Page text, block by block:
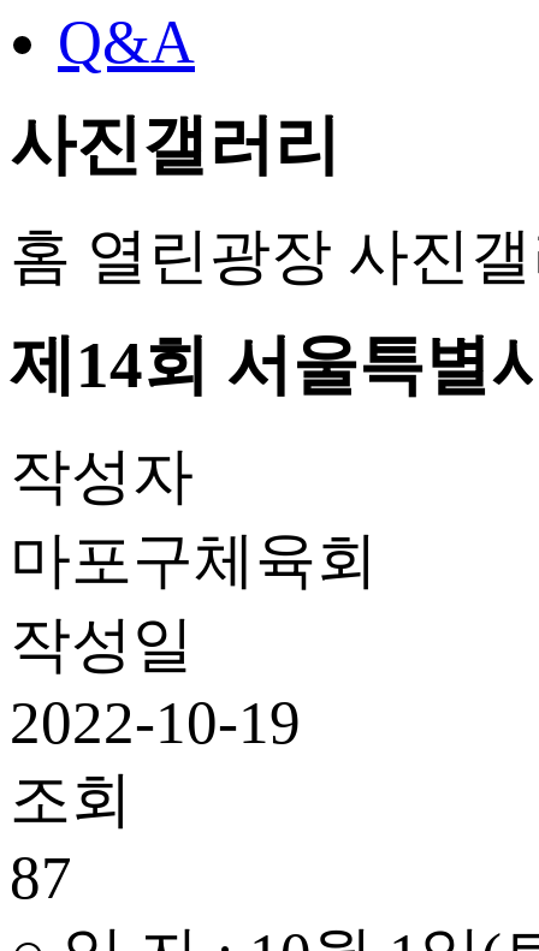
Q&A
사진갤러리
홈 열린광장 사진
제14회 서울특별
작성자
마포구체육회
작성일
2022-10-19
조회
87